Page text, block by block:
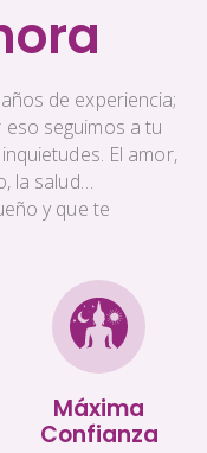
de experiencia;
seguimos a tu
El amor,
la salud…
y que te
Máxima
Confianza